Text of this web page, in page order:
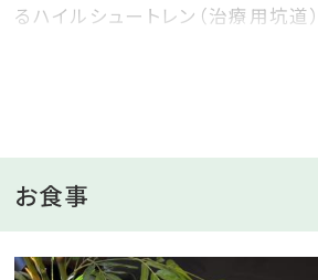
るハイルシュートレン（治療用坑道
ーナーがございます。また、温泉は
泉、ミストサウナ、露天風呂が何
ます。
露天風呂：6：00～23：00
お食事